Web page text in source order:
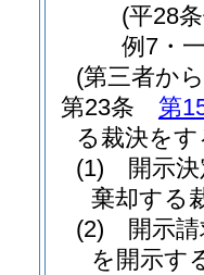
(平28
例7・
(第三者か
第23条
第
る裁決を
(1)
開示
棄却する
(2)
開示
を開示す